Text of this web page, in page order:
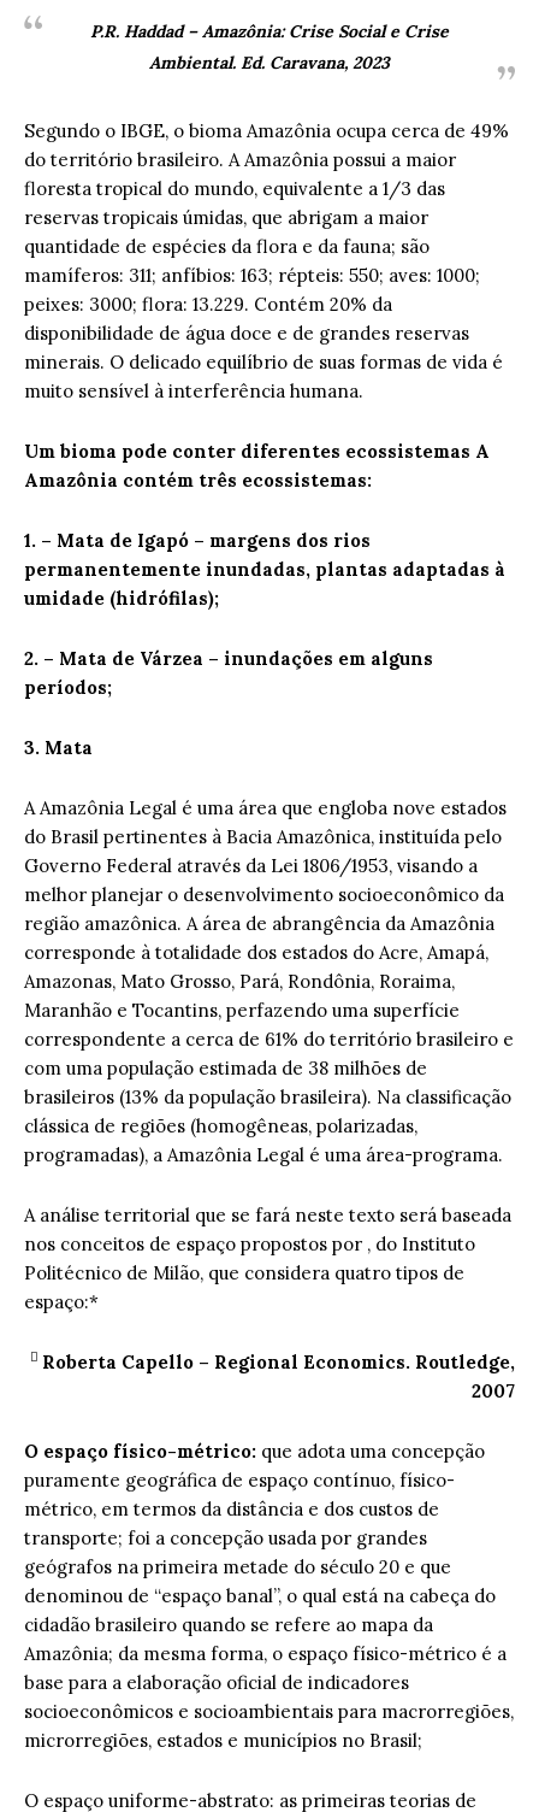
P.R. Haddad – Amazônia: Crise Social e Crise
Ambiental. Ed. Caravana, 2023
Segundo o IBGE, o bioma Amazônia ocupa cerca de 49%
do território brasileiro. A Amazônia possui a maior
floresta tropical do mundo, equivalente a 1/3 das
reservas tropicais úmidas, que abrigam a maior
quantidade de espécies da flora e da fauna; são
mamíferos: 311; anfíbios: 163; répteis: 550; aves: 1000;
peixes: 3000; flora: 13.229. Contém 20% da
disponibilidade de água doce e de grandes reservas
minerais. O delicado equilíbrio de suas formas de vida é
muito sensível à interferência humana.
Um bioma pode conter diferentes ecossistemas A
Amazônia contém três ecossistemas:
1. – Mata de Igapó – margens dos rios
permanentemente inundadas, plantas adaptadas à
umidade (hidrófilas);
2. – Mata de Várzea – inundações em alguns
períodos;
3. Mata
A Amazônia Legal é uma área que engloba nove estados
do Brasil pertinentes à Bacia Amazônica, instituída pelo
Governo Federal através da Lei 1806/1953, visando a
melhor planejar o desenvolvimento socioeconômico da
região amazônica. A área de abrangência da Amazônia
corresponde à totalidade dos estados do Acre, Amapá,
Amazonas, Mato Grosso, Pará, Rondônia, Roraima,
Maranhão e Tocantins, perfazendo uma superfície
correspondente a cerca de 61% do território brasileiro e
com uma população estimada de 38 milhões de
brasileiros (13% da população brasileira). Na classificação
clássica de regiões (homogêneas, polarizadas,
programadas), a Amazônia Legal é uma área-programa.
A análise territorial que se fará neste texto será baseada
nos conceitos de espaço propostos por , do Instituto
Politécnico de Milão, que considera quatro tipos de
espaço:*
 Roberta Capello – Regional Economics. Routledge,
2007
O espaço físico-métrico: que adota uma concepção
puramente geográfica de espaço contínuo, físico-
métrico, em termos da distância e dos custos de
transporte; foi a concepção usada por grandes
geógrafos na primeira metade do século 20 e que
denominou de “espaço banal”, o qual está na cabeça do
cidadão brasileiro quando se refere ao mapa da
Amazônia; da mesma forma, o espaço físico-métrico é a
base para a elaboração oficial de indicadores
socioeconômicos e socioambientais para macrorregiões,
microrregiões, estados e municípios no Brasil;
O espaço uniforme-abstrato: as primeiras teorias de